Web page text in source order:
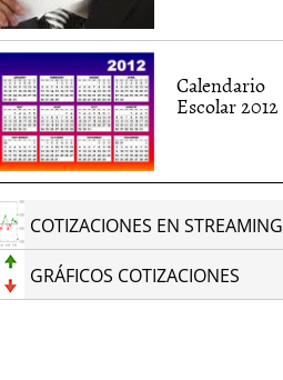
Calendario
Escolar 2012
COTIZACIONES EN STREAMING
GRÁFICOS COTIZACIONES